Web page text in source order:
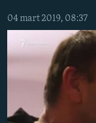
qaytmaq
MEDENİYET
İNSAN AQLARI
BLOGLAR
04 mart 2019, 08:37
No